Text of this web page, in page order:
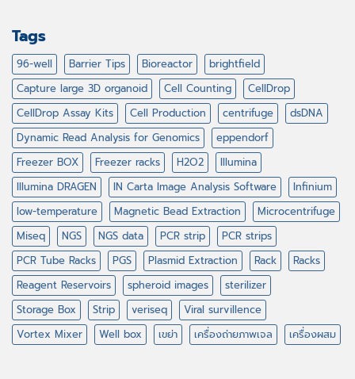
Tags
96-well Barrier Tips Bioreactor
brightfield
Capture large 3D organoid
Cell Counting
CellDrop
CellDrop Assay Kits
Cell Production centrifuge
dsDNA
Dynamic Read Analysis for Genomics
eppendorf
Freezer BOX
Freezer racks H2O2
Illumina
Illumina DRAGEN
IN Carta Image Analysis Software
Infinium
low-temperature
Magnetic Bead Extraction
Microcentrifuge
Miseq
NGS NGS data PCR strip
PCR strips
PCR Tube Racks
PGS Plasmid Extraction Rack
Racks
Reagent Reservoirs
spheroid images
sterilizer
Storage Box
Strip veriseq
Viral survillence
Vortex Mixer
Well box เขย่า เครื่องถ่ายภาพเจล เครื่องผสม